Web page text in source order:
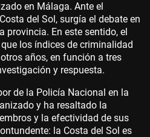
en Málaga. Ante el
del Sol, surgía el debate en
provincia. En este sentido, el
los índices de criminalidad
años, en función a tres
y respuesta.
de la Policía Nacional en la
y ha resaltado la
y la efectividad de sus
la Costa del Sol es